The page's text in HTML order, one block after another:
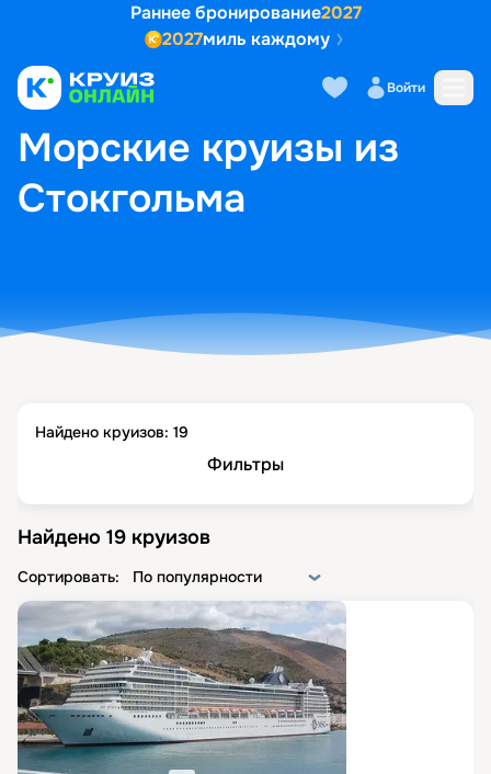
Раннее бронирование2027
2027миль каждому
Войти
ГЛАВНАЯ • ПОПУЛЯРНЫЕ НАПРАВЛЕНИЯ
МОРСКИЕ КРУИЗЫ ИЗ СТОКГОЛЬМА
Морские круизы из
Стокгольма
Найдено круизов: 19
Фильтры
Найдено 19 круизов
Сортировать: По популярности